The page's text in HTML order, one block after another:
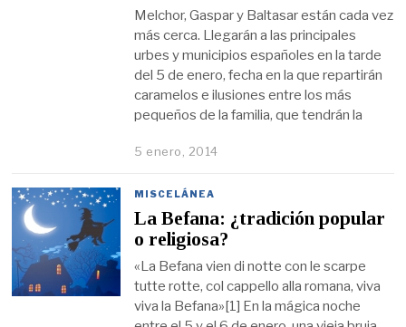
Melchor, Gaspar y Baltasar están cada vez
más cerca. Llegarán a las principales
urbes y municipios españoles en la tarde
del 5 de enero, fecha en la que repartirán
caramelos e ilusiones entre los más
pequeños de la familia, que tendrán la
5 enero, 2014
MISCELÁNEA
La Befana: ¿tradición popular
o religiosa?
«La Befana vien di notte con le scarpe
tutte rotte, col cappello alla romana, viva
viva la Befana»[1] En la mágica noche